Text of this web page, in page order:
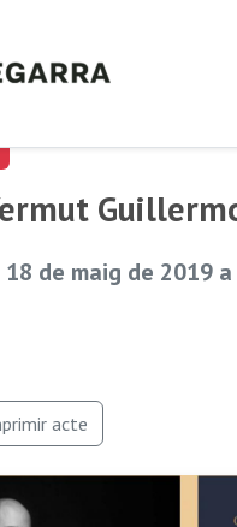
de maig de 2019
acte